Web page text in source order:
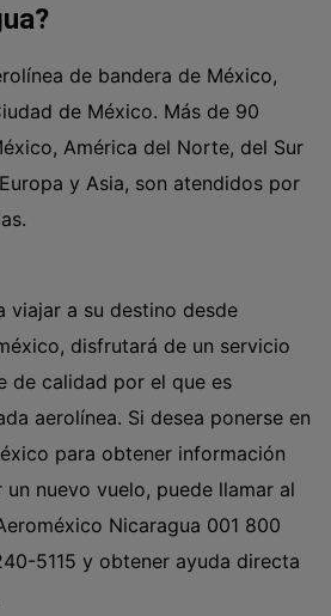
de bandera de México,
de México. Más de 90
América del Norte, del Sur
y Asia, son atendidos por
viajar a su destino desde
disfrutará de un servicio
de calidad por el que es
aerolínea. Si desea ponerse en
para obtener información
nuevo vuelo, puede llamar al
Nicaragua 001 800
5115 y obtener ayuda directa